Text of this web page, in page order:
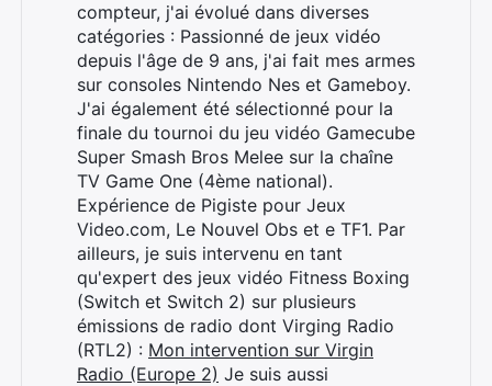
compteur, j'ai évolué dans diverses
catégories : Passionné de jeux vidéo
depuis l'âge de 9 ans, j'ai fait mes armes
sur consoles Nintendo Nes et Gameboy.
J'ai également été sélectionné pour la
finale du tournoi du jeu vidéo Gamecube
Super Smash Bros Melee sur la chaîne
TV Game One (4ème national).
Expérience de Pigiste pour Jeux
Video.com, Le Nouvel Obs et e TF1. Par
ailleurs, je suis intervenu en tant
qu'expert des jeux vidéo Fitness Boxing
(Switch et Switch 2) sur plusieurs
émissions de radio dont Virging Radio
(RTL2) : Mon intervention sur Virgin
Radio (Europe 2) Je suis aussi